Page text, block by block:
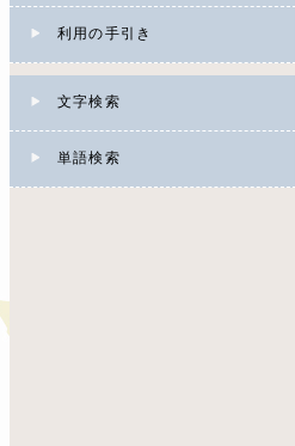
利用の手引き
文字検索
単語検索